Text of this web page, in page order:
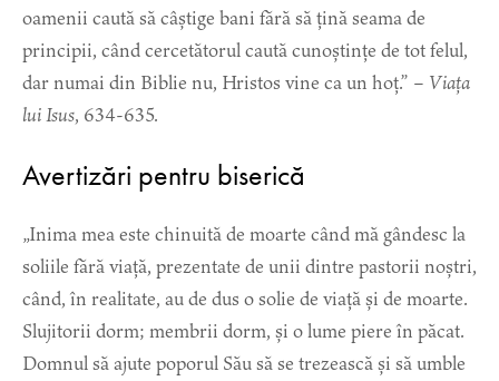
oamenii caută să câștige bani fără să țină seama de
principii, când cercetătorul caută cunoștințe de tot felul,
dar numai din Biblie nu, Hristos vine ca un hoț.” – Viața
lui Isus, 634-635.
Avertizări pentru biserică
„Inima mea este chinuită de moarte când mă gândesc la
soliile fără viață, prezentate de unii dintre pastorii noștri,
când, în realitate, au de dus o solie de viață și de moarte.
Slujitorii dorm; membrii dorm, și o lume piere în păcat.
Domnul să ajute poporul Său să se trezească și să umble